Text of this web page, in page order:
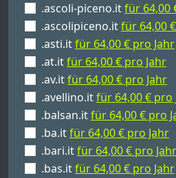
.ascoli-piceno.itfür 64,00
.ascolipiceno.itfür 64,00
.asti.itfür 64,00 € pro Jahr
.at.itfür 64,00 € pro Jahr
.av.itfür 64,00 € pro Jahr
.avellino.itfür 64,00 € pro
.balsan.itfür 64,00 € pro
.ba.itfür 64,00 € pro Jahr
.bari.itfür 64,00 € pro Jahr
.bas.itfür 64,00 € pro Jahr